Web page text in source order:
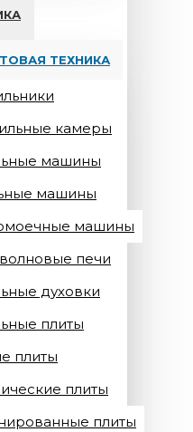
ТЕХНИКА
камеры
машины
машины
машины
печи
духовки
плиты
плиты
плиты
плиты